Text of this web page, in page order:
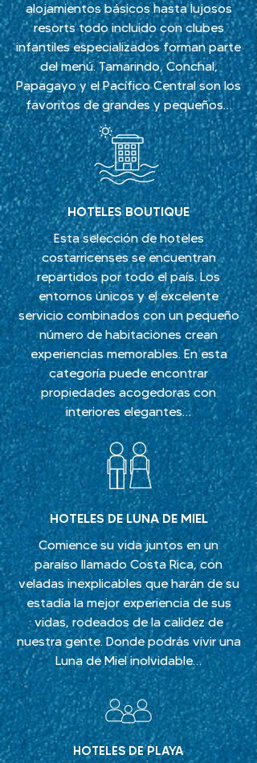
alojamientos básicos hasta lujosos
resorts todo incluido con clubes
infantiles especializados forman parte
del menú. Tamarindo, Conchal,
Papagayo y el Pacífico Central son los
favoritos de grandes y pequeños…
HOTELES BOUTIQUE
Esta selección de hoteles
costarricenses se encuentran
repartidos por todo el país. Los
entornos únicos y el excelente
servicio combinados con un pequeño
número de habitaciones crean
experiencias memorables. En esta
categoría puede encontrar
propiedades acogedoras con
interiores elegantes…
HOTELES DE LUNA DE MIEL
Comience su vida juntos en un
paraíso llamado Costa Rica, con
veladas inexplicables que harán de su
estadía la mejor experiencia de sus
vidas, rodeados de la calidez de
nuestra gente. Donde podrás vivir una
Luna de Miel inolvidable…
HOTELES DE PLAYA